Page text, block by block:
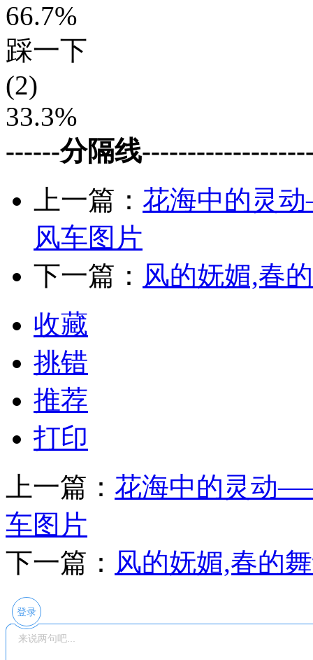
66.7%
踩一下
(2)
33.3%
------分隔线
上一篇： 花海中的灵
风车图片
下一篇： 风的妩媚,春
收藏
挑错
推荐
打印
上一篇： 花海中的灵动
车图片
下一篇： 风的妩媚,春的
登录